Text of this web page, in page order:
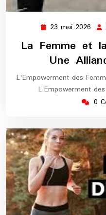
23 mai 2026 23
mai
2026
La Femme et
Une
L'Empowerment des
L'Empowerment
0